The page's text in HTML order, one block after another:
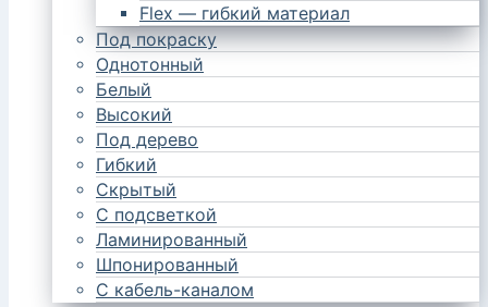
Flex — гибкий материал
Под покраску
Однотонный
Белый
Высокий
Под дерево
Гибкий
Скрытый
С подсветкой
Ламинированный
Шпонированный
С кабель-каналом